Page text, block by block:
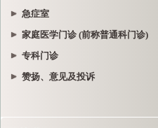
急症室
家庭医学门诊 (前称普通科门诊)
专科门诊
赞扬、意见及投诉